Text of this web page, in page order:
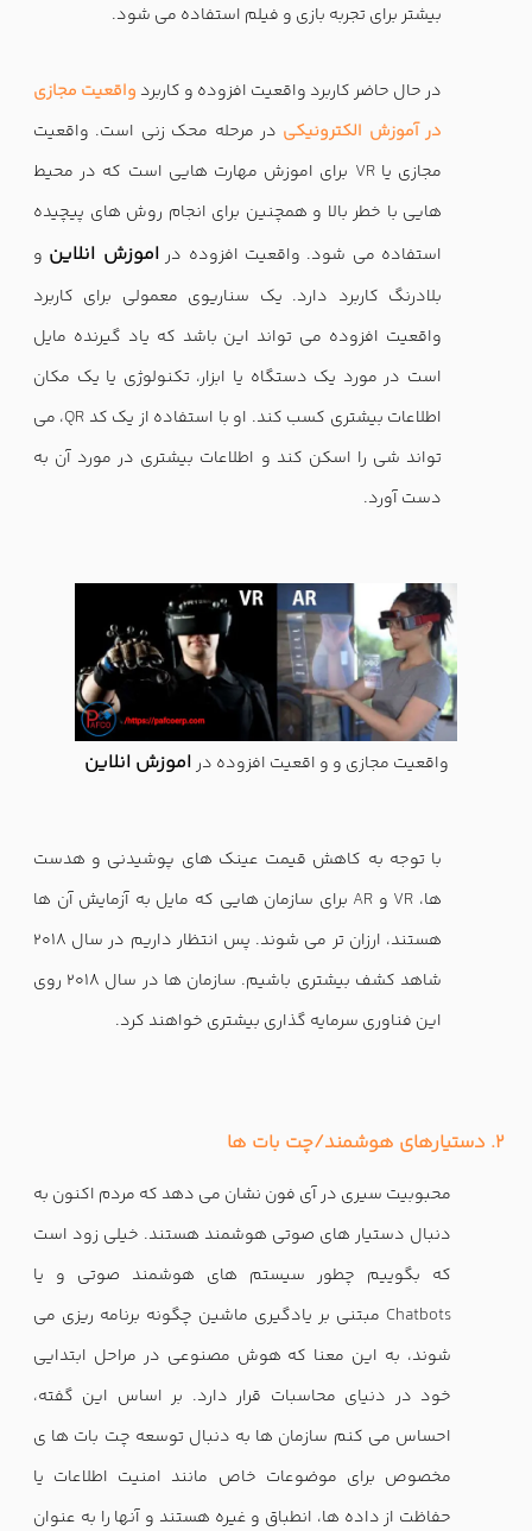
بیشتر برای تجربه بازی و فیلم استفاده می شود.
در حال حاضر کاربرد واقعیت افزوده و کاربرد واقعیت مجازی
در آموزش الکترونیکی در مرحله محک زنی است. واقعیت
مجازی یاVR برای اموزش مهارت هایی است که در محیط
هایی با خطر بالا و همچنین برای انجام روش های پیچیده
استفاده می شود. واقعیت افزوده دراموزش انلاین و
بلادرنگ کاربرد دارد. یک سناریوی معمولی برای کاربرد
واقعیت افزوده می تواند این باشد که یاد گیرنده مایل
است در مورد یک دستگاه یا ابزار، تکنولوژی یا یک مکان
اطلاعات بیشتری کسب کند. او با استفاده از یک کد QR، می
تواند شی را اسکن کند و اطلاعات بیشتری در مورد آن به
دست آورد.
واقعیت مجازی و و اقعیت افزوده در اموزش انلاین
با توجه به کاهش قیمت عینک های پوشیدنی و هدست
ها، VR و AR برای سازمان هایی که مایل به آزمایش آن ها
هستند، ارزان تر می شوند. پس انتظار داریم در سال 2018
شاهد کشف بیشتری باشیم. سازمان ها در سال 2018 روی
این فناوری سرمایه گذاری بیشتری خواهند کرد.
2. دستیارهای هوشمند/چت بات ها
محبوبیت سیری در آی فون نشان می دهد که مردم اکنون به
دنبال دستیار های صوتی هوشمند هستند. خیلی زود است
که بگوییم چطور سیستم های هوشمند صوتی و یا
Chatbots مبتنی بر یادگیری ماشین چگونه برنامه ریزی می
شوند، به این معنا که هوش مصنوعی در مراحل ابتدایی
خود در دنیای محاسبات قرار دارد. بر اساس این گفته،
احساس می کنم سازمان ها به دنبال توسعه چت بات ها ی
مخصوص برای موضوعات خاص مانند امنیت اطلاعات یا
حفاظت از داده ها، انطباق و غیره هستند و آنها را به عنوان